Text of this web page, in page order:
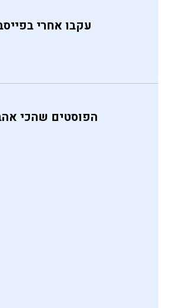
עקבו אחרי
הפוסטים שהכי